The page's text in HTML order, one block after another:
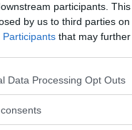
participants.
by us to third parties on
Participants that may
this website/app uses
your visit or usage
Data Processing Opt Outs
tillgängligt för den
Google har börjat
lösningar. Mer troligt är